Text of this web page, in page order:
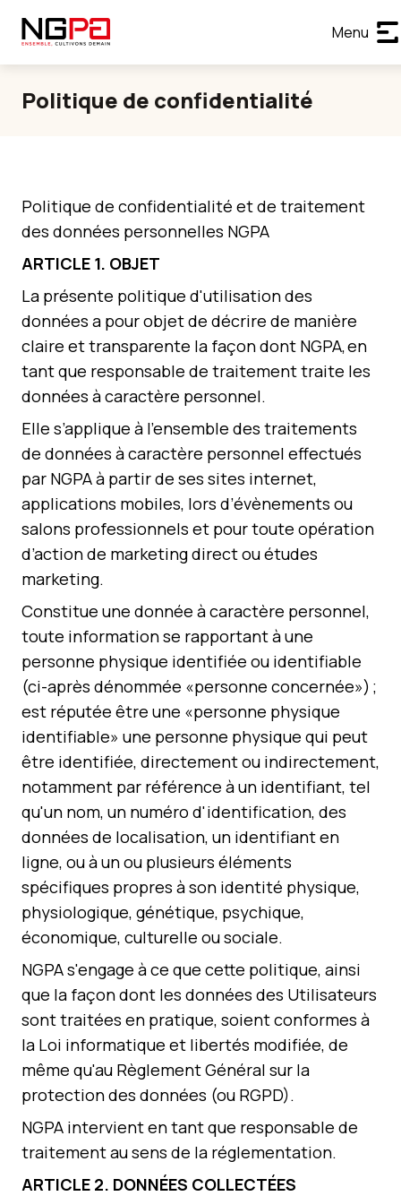
Menu
Politique de confidentialité
Politique de confidentialité et de traitement
des données personnelles NGPA
ARTICLE 1. OBJET
La présente politique d'utilisation des
données a pour objet de décrire de manière
claire et transparente la façon dont NGPA, en
tant que responsable de traitement traite les
données à caractère personnel.
Elle s’applique à l’ensemble des traitements
de données à caractère personnel effectués
par NGPA à partir de ses sites internet,
applications mobiles, lors d’évènements ou
salons professionnels et pour toute opération
d’action de marketing direct ou études
marketing.
Constitue une donnée à caractère personnel,
toute information se rapportant à une
personne physique identifiée ou identifiable
(ci-après dénommée «personne concernée») ;
est réputée être une «personne physique
identifiable» une personne physique qui peut
être identifiée, directement ou indirectement,
notamment par référence à un identifiant, tel
qu'un nom, un numéro d'identification, des
données de localisation, un identifiant en
ligne, ou à un ou plusieurs éléments
spécifiques propres à son identité physique,
physiologique, génétique, psychique,
économique, culturelle ou sociale.
NGPA s'engage à ce que cette politique, ainsi
que la façon dont les données des Utilisateurs
sont traitées en pratique, soient conformes à
la Loi informatique et libertés modifiée, de
même qu'au Règlement Général sur la
protection des données (ou RGPD).
NGPA intervient en tant que responsable de
traitement au sens de la réglementation.
ARTICLE 2. DONNÉES COLLECTÉES